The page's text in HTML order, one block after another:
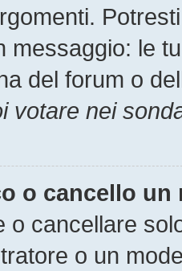
messaggio: le
del forum o
votare nei
o cancello un
o cancellare
o un